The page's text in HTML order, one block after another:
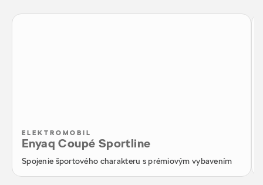
ELEKTROMOBIL
Enyaq Coupé Sportline
Spojenie športového charakteru s prémiovým vybavením